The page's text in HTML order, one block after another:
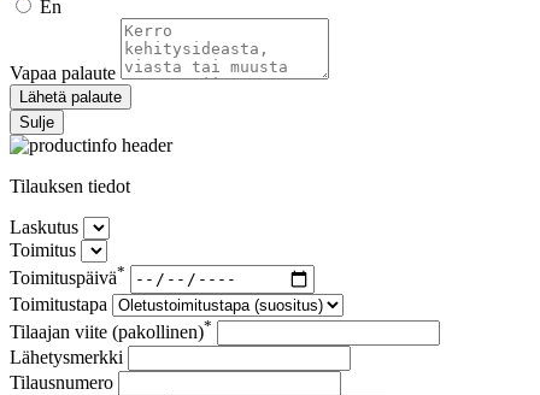
En
Vapaa palaute
Lähetä palaute
Sulje
Tilauksen tiedot
Laskutus
Toimitus
Toimituspäivä*
Toimitustapa
Tilaajan viite (pakollinen)*
Lähetysmerkki
Tilausnumero